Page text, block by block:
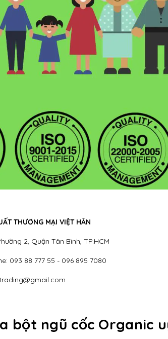
THƯƠNG MẠI VIỆT HÂN
2, Quận Tân Bình, TP.HCM
093 88 777 55 - 096 895 7080
bột ngũ cốc Organic